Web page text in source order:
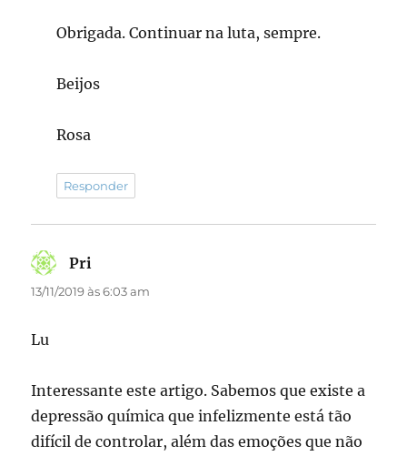
Obrigada. Continuar na luta, sempre.
Beijos
Rosa
Responder
Pri
13/11/2019 às 6:03 am
Lu
Interessante este artigo. Sabemos que existe a
depressão química que infelizmente está tão
difícil de controlar, além das emoções que não